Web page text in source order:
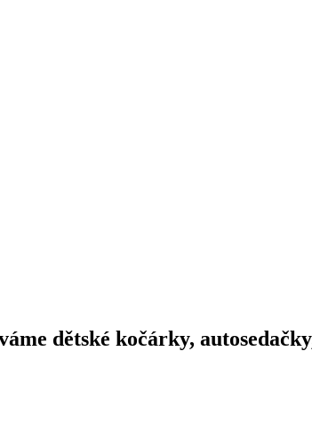
dětské kočárky,